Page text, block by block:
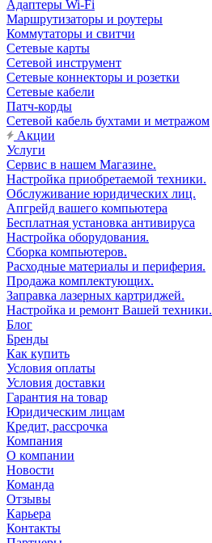
Адаптеры Wi-Fi
Маршрутизаторы и роутеры
Коммутаторы и свитчи
Сетевые карты
Сетевой инструмент
Сетевые коннекторы и розетки
Сетевые кабели
Патч-корды
Сетевой кабель бухтами и метражом
Акции
Услуги
Сервис в нашем Магазине.
Настройка приобретаемой техники.
Обслуживание юридических лиц.
Апгрейд вашего компьютера
Бесплатная установка антивируса
Настройка оборудования.
Сборка компьютеров.
Расходные материалы и периферия.
Продажа комплектующих.
Заправка лазерных картриджей.
Настройка и ремонт Вашей техники.
Блог
Бренды
Как купить
Условия оплаты
Условия доставки
Гарантия на товар
Юридическим лицам
Кредит, рассрочка
Компания
О компании
Новости
Команда
Отзывы
Карьера
Контакты